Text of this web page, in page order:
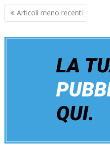
Navigazione
articoli
Articoli meno recenti